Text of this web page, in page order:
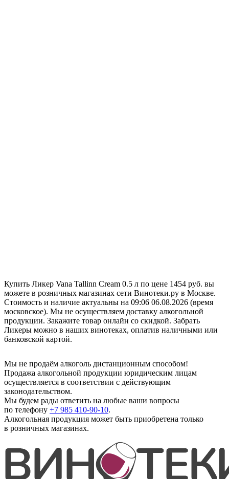
Купить Ликер Vana Tallinn Cream 0.5 л по цене 1454 руб. вы
можете в розничных магазинах сети Винотеки.ру в Москве.
Стоимость и наличие актуальны на 09:06 06.08.2026 (время
московское). Мы не осуществляем доставку алкогольной
продукции. Закажите товар онлайн со скидкой. Забрать
Ликеры можно в наших винотеках, оплатив наличными или
банковской картой.
Мы не продаём алкоголь дистанционным способом!
Продажа алкогольной продукции юридическим лицам
осуществляется в соответствии с действующим
законодательством.
Мы будем рады ответить на любые ваши вопросы
по телефону +7 985 410-90-10.
Алкогольная продукция может быть приобретена только
в розничных магазинах.